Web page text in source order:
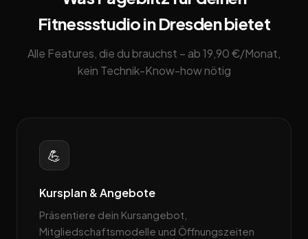
Fitnessstudio in Dresden bietet
Alle Features, die du brauchst – ab 19,90 €/Monat,
kein Technik-Know-how nötig
💪
Kursplan & Angebote
Präsentiere dein Kursangebot,
Mitgliedschaftsmodelle und Öffnungszeiten